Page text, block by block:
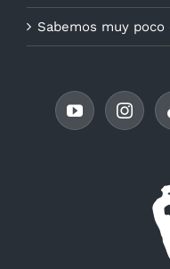
Sabemos muy